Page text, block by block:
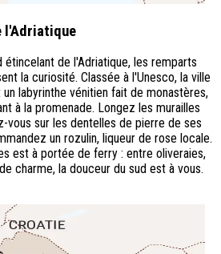
l'Adriatique
étincelant de l'Adriatique, les remparts
la curiosité. Classée à l'Unesco, la ville
un labyrinthe vénitien fait de monastères,
à la promenade. Longez les murailles
vous sur les dentelles de pierre de ses
un rozulin, liqueur de rose locale.
est à portée de ferry : entre oliveraies,
charme, la douceur du sud est à vous.